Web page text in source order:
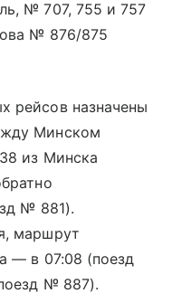
№ 707, 755 и 757
№ 876/875
рейсов назначены
Минском
из Минска
№ 881).
маршрут
— в 07:08 (поезд
№ 887).